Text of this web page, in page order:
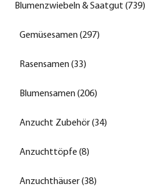
Blumenzwiebeln & Saatgut (739)
Gemüsesamen (297)
Rasensamen (33)
Blumensamen (206)
Anzucht Zubehör (34)
Anzuchttöpfe (8)
Anzuchthäuser (38)